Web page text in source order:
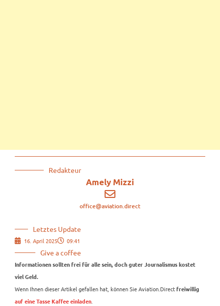
Redakteur
Amely Mizzi
office@aviation.direct
Letztes Update
16. April 2025 09:41
Give a coffee
Informationen sollten frei für alle sein, doch guter Journalismus kostet
viel Geld.
Wenn Ihnen dieser Artikel gefallen hat, können Sie Aviation.Direct freiwillig
auf eine Tasse Kaffee einladen.